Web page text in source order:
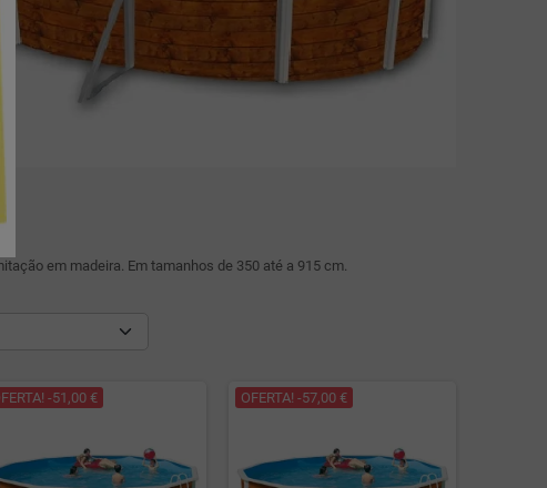
em madeira. Em tamanhos de 350 até a 915 cm.
-51,00 € OFERTA! -57,00 €